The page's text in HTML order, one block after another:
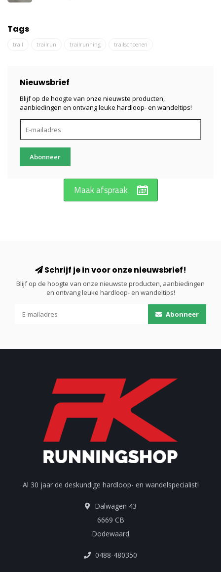
Tags
trail trailrun trailrunning trailschoenen
Nieuwsbrief
Blijf op de hoogte van onze nieuwste producten,
aanbiedingen en ontvang leuke hardloop- en wandeltips!
Abonneer
Maak afspraak
Schrijf je in voor onze nieuwsbrief!
Blijf op de hoogte van onze nieuwste producten, aanbiedingen
en ontvang leuke hardloop- en wandeltips!
Abonneer
Al 30 jaar de deskundige hardloop- en wandelspecialist!
Dalwagen 43
6669 CB
Dodewaard
0488-480350